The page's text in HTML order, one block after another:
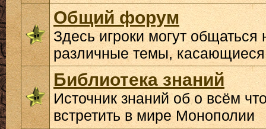
Общий форум
Здесь игроки могут общаться
различные темы,
Библиотека знаний
Источник знаний об о всём
встретить в мире Монополии